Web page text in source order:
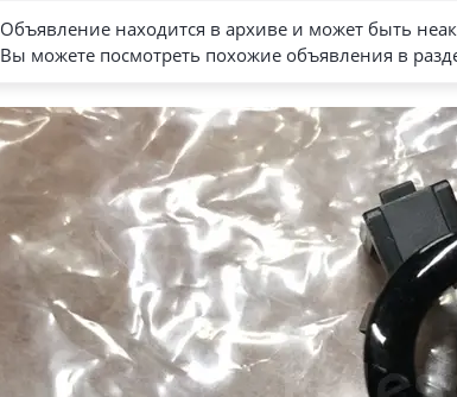
Объявление находится в архиве и может быть
Вы можете посмотреть похожие объявления в